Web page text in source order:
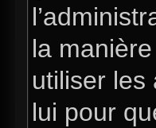
la
utiliser les
lui pour